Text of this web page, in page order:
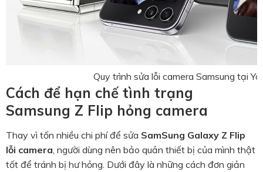
Quy trình sửa lỗi camera Samsung tại
Cách để hạn chế tình trạng
Samsung Z Flip hỏng camera
Thay vì tốn nhiều chi phí để sửa SamSung Galaxy Z Flip
lỗi camera , người dùng nên bảo quản thiết bị của mình thật
tốt để tránh bị hư hỏng. Dưới đây là những cách đơn giản